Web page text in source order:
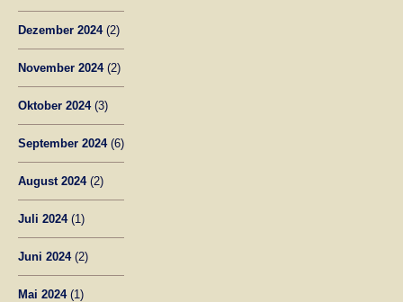
Dezember 2024(2)
November 2024(2)
Oktober 2024(3)
September 2024(6)
August 2024(2)
Juli 2024(1)
Juni 2024(2)
Mai 2024(1)